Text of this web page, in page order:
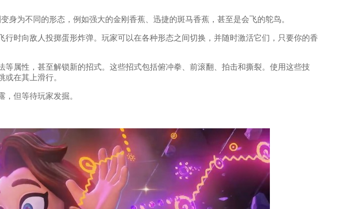
身为不同的形态，例如强大的金刚香蕉、迅捷的斑马香蕉，甚至是会飞的鸵鸟。
时向敌人投掷蛋形炸弹。玩家可以在各种形态之间切换，并随时激活它们，只要你的香
属性，甚至解锁新的招式。这些招式包括俯冲拳、前滚翻、拍击和撕裂。使用这些技
在其上滑行。
但等待玩家发掘。